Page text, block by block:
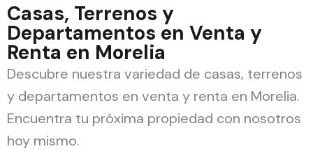
Casas, Terrenos y
Departamentos en Venta y
Renta en Morelia
Descubre nuestra variedad de casas, terrenos
y departamentos en venta y renta en Morelia.
Encuentra tu próxima propiedad con nosotros
hoy mismo.